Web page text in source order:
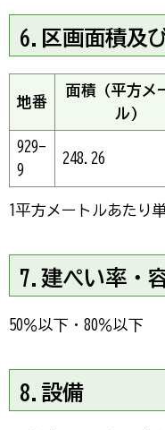
6.区画面積及
地番
面積（平方メ
ル)
929-
9
248.26
1平方メートルあたり
7.建ぺい率・
50％以下・80％以下
8.設備